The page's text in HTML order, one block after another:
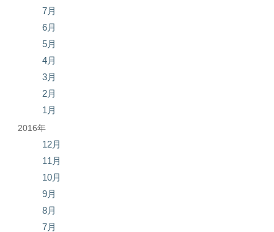
7月
6月
5月
4月
3月
2月
1月
2016年
12月
11月
10月
9月
8月
7月